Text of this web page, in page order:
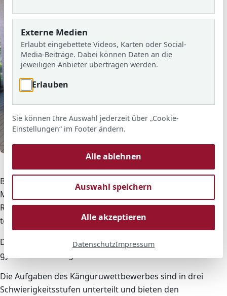
Die Gewinner des Känguruwettbewerbs
Beim bundesweit durchgeführten Känguru-
Mathematikwettbewerb haben an der Adolf-
Reichwein-Schule über 200 Schülerinnen und Schüler
teilgenommen.
Die größte Gruppe stellten die Jahrgänge 5 und 6 des
gymnasialen Zweiges.
Die Aufgaben des Känguruwettbewerbes sind in drei
Schwierigkeitsstufen unterteilt und bieten den
Externe Medien
Erlaubt eingebettete Videos, Karten oder Social-
Media-Beiträge. Dabei können Daten an die
jeweiligen Anbieter übertragen werden.
Erlauben
Sie können Ihre Auswahl jederzeit über „Cookie-
Einstellungen“ im Footer ändern.
Alle ablehnen
Auswahl speichern
Alle akzeptieren
DatenschutzImpressum